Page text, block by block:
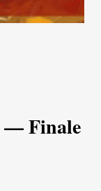
— Finale